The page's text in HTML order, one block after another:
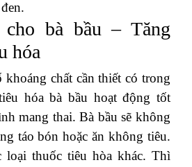
bà bầu – Tăng
hóa
chất cần thiết có trong
hóa bà bầu hoạt động tốt
mang thai. Bà bầu sẽ không
táo bón hoặc ăn không tiêu.
loại thuốc tiêu hòa khác. Thì